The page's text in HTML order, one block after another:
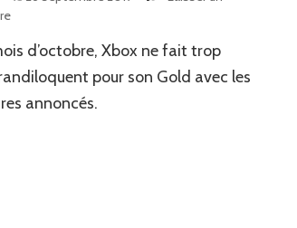
sur
:
XBox
Gold
d’octobre, Xbox ne fait trop
pour son Gold avec les
annoncés.